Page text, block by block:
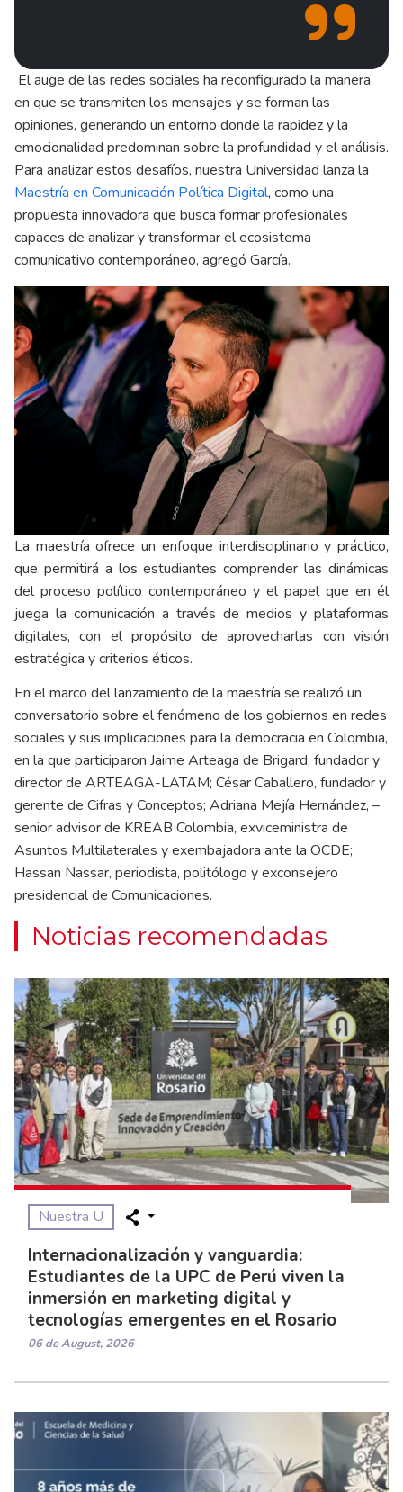
El auge de las redes sociales ha reconfigurado la manera
en que se transmiten los mensajes y se forman las
opiniones, generando un entorno donde la rapidez y la
emocionalidad predominan sobre la profundidad y el análisis.
Para analizar estos desafíos, nuestra Universidad lanza la
Maestría en Comunicación Política Digital, como una
propuesta innovadora que busca formar profesionales
capaces de analizar y transformar el ecosistema
comunicativo contemporáneo, agregó García.
La maestría ofrece un enfoque interdisciplinario y práctico,
que permitirá a los estudiantes comprender las dinámicas
del proceso político contemporáneo y el papel que en él
juega la comunicación a través de medios y plataformas
digitales, con el propósito de aprovecharlas con visión
estratégica y criterios éticos.
En el marco del lanzamiento de la maestría se realizó un
conversatorio sobre el fenómeno de los gobiernos en redes
sociales y sus implicaciones para la democracia en Colombia,
en la que participaron Jaime Arteaga de Brigard, fundador y
director de ARTEAGA-LATAM; César Caballero, fundador y
gerente de Cifras y Conceptos; Adriana Mejía Hernández, –
senior advisor de KREAB Colombia, exviceministra de
Asuntos Multilaterales y exembajadora ante la OCDE;
Hassan Nassar, periodista, politólogo y exconsejero
presidencial de Comunicaciones.
Noticias recomendadas
Nuestra U
Internacionalización y vanguardia:
Estudiantes de la UPC de Perú viven la
inmersión en marketing digital y
tecnologías emergentes en el Rosario
06 de August, 2026